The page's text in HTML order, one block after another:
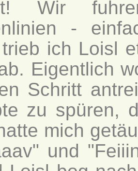
Wir
-
ich Loisl
Eigentlich
Schritt
zu spüren,
mich
und